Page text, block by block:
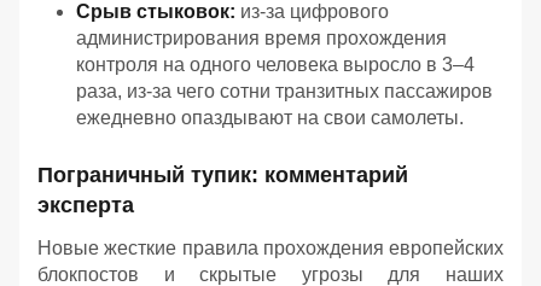
Срыв стыковок: из-за цифрового
администрирования время прохождения
контроля на одного человека выросло в 3–4
раза, из-за чего сотни транзитных пассажиров
ежедневно опаздывают на свои самолеты.
Пограничный тупик: комментарий
эксперта
Новые жесткие правила прохождения европейских
блокпостов и скрытые угрозы для наших